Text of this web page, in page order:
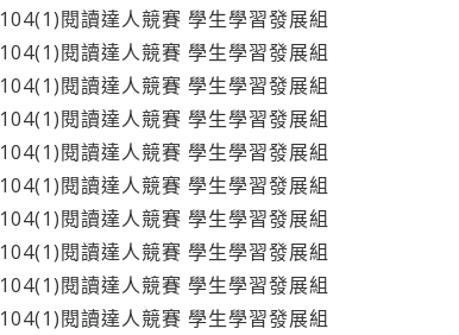
104(1)閱讀達人競賽 學生學習發展組
104(1)閱讀達人競賽 學生學習發展組
104(1)閱讀達人競賽 學生學習發展組
104(1)閱讀達人競賽 學生學習發展組
104(1)閱讀達人競賽 學生學習發展組
104(1)閱讀達人競賽 學生學習發展組
104(1)閱讀達人競賽 學生學習發展組
104(1)閱讀達人競賽 學生學習發展組
104(1)閱讀達人競賽 學生學習發展組
104(1)閱讀達人競賽 學生學習發展組